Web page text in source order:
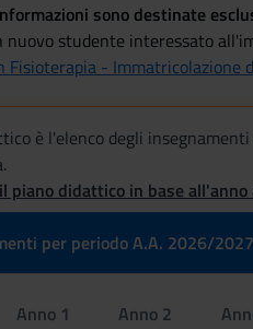
sono destinate
nuovo studente interessato
Fisioterapia - Immatricolazione
è l'elenco degli
piano didattico in base
per periodo A.A. 2026/2027
Anno 1 Anno 2